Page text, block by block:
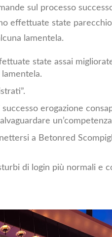
sul processo
effettuate state
lamentela.
state assai
erogazione
a Betonred
di login più normali e